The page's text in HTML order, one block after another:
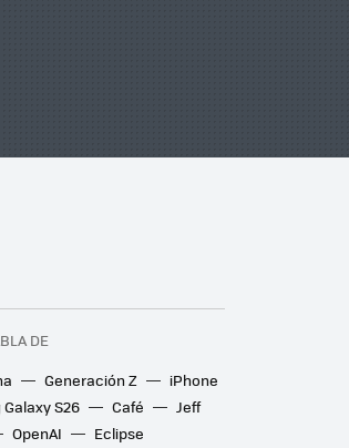
DE
Generación Z
iPhone
S26 Café
Jeff
OpenAI Eclipse